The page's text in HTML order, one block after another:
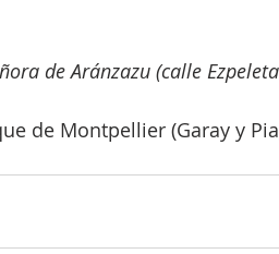
de Aránzazu (calle
de Montpellier (Garay y